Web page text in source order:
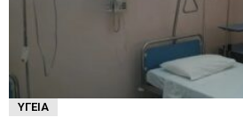
ΥΓΕΊΑ